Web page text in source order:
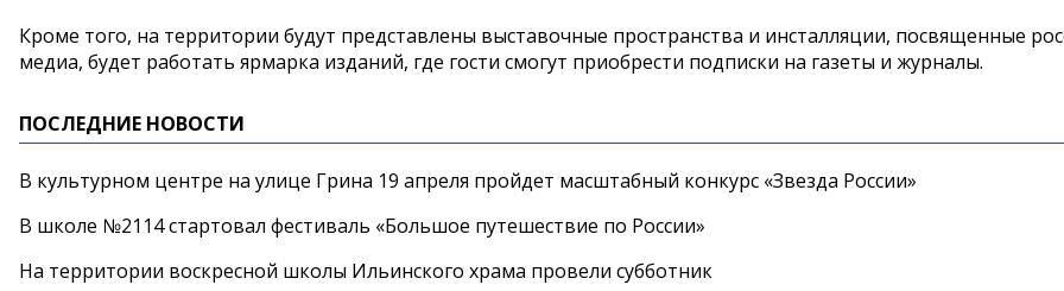
Кроме того, на территории будут представлены выставочные пространства и инсталляции, посвященные
медиа, будет работать ярмарка изданий, где гости смогут приобрести подписки на газеты и журналы.
ПОСЛЕДНИЕ НОВОСТИ
В культурном центре на улице Грина 19 апреля пройдет масштабный конкурс «Звезда России»
В школе №2114 стартовал фестиваль «Большое путешествие по России»
На территории воскресной школы Ильинского храма провели субботник